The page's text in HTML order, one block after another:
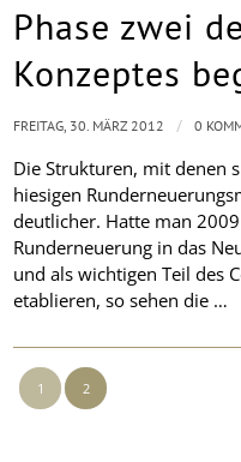
Phase zwei
Konzeptes
Die Strukturen, mit denen
hiesigen
deutlicher. Hatte man
Runderneuerung in das
und als wichtigen Teil des
etablieren, so sehen die …
FREITAG, 30. MÄRZ 2012 / 0
1 2